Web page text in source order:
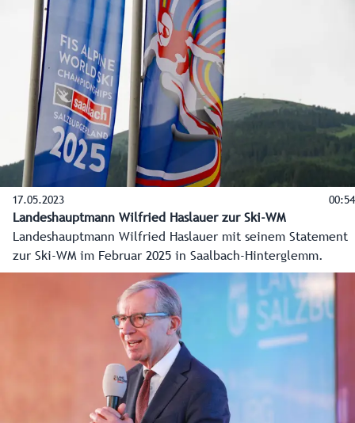
sollen noch viele nachhaltige Investitionen getätigt
werden.
17.05.2023 00:54
Landeshauptmann Wilfried Haslauer zur Ski-WM
Landeshauptmann Wilfried Haslauer mit seinem Statement
zur Ski-WM im Februar 2025 in Saalbach-Hinterglemm.